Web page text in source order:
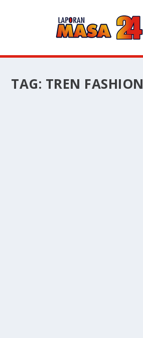
TAG: TREN FASHION